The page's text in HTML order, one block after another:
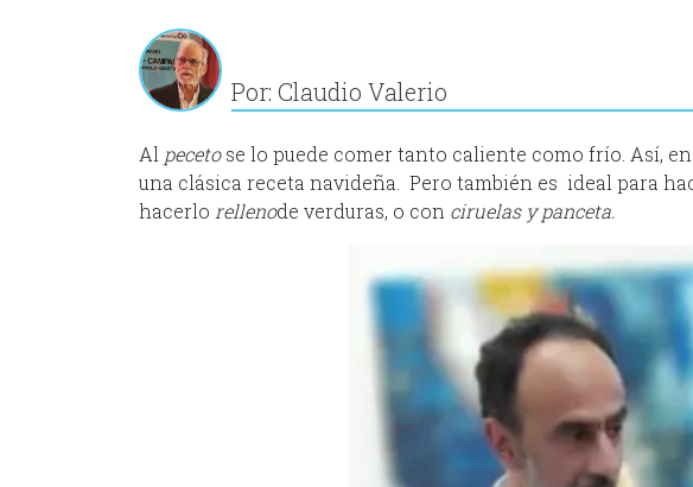
Por: Claudio Valerio
Al pecetose lo puede comer tanto caliente como frío. Así,
una clásica receta navideña. Pero también es ideal para
hacerlo rellenode verduras, o con ciruelas y panceta.